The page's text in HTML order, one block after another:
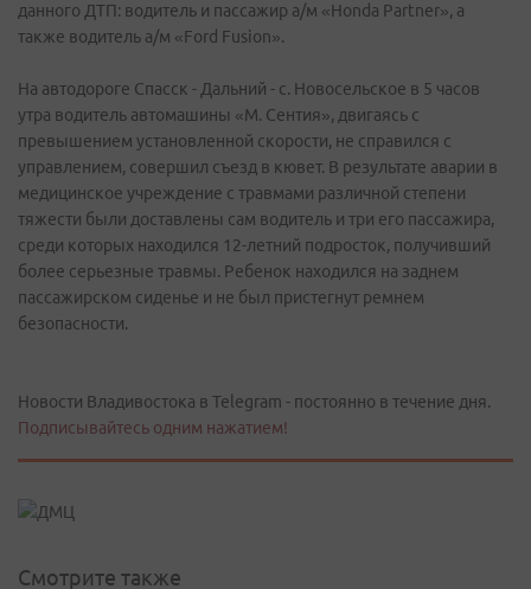
данного ДТП: водитель и пассажир а/м «Honda Partner», а
также водитель а/м «Ford Fusion».
На автодороге Спасск - Дальний - с. Новосельское в 5 часов
утра водитель автомашины «М. Сентия», двигаясь с
превышением установленной скорости, не справился с
управлением, совершил съезд в кювет. В результате аварии в
медицинское учреждение с травмами различной степени
тяжести были доставлены сам водитель и три его пассажира,
среди которых находился 12-летний подросток, получивший
более серьезные травмы. Ребенок находился на заднем
пассажирском сиденье и не был пристегнут ремнем
безопасности.
Новости Владивостока в Telegram - постоянно в течение дня.
Подписывайтесь одним нажатием!
Смотрите также